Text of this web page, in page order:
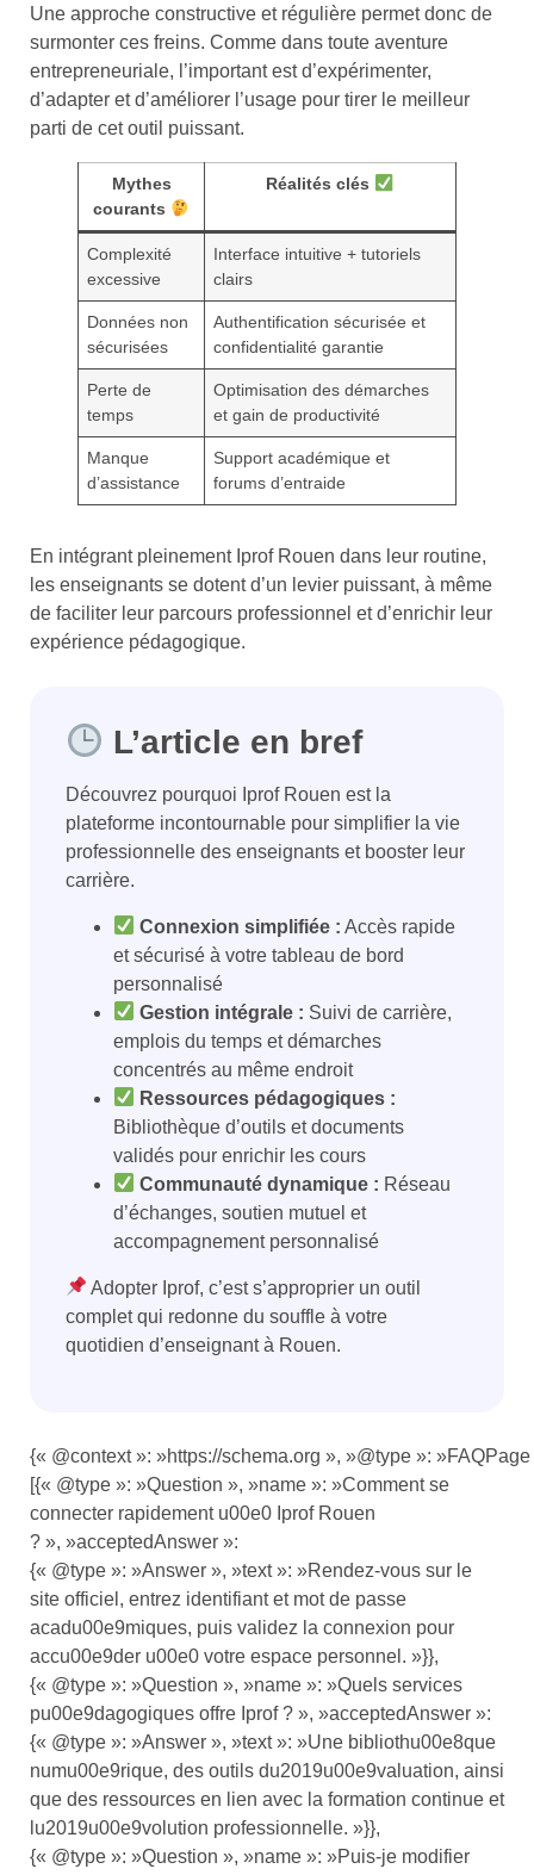
Une approche constructive et régulière permet donc de
surmonter ces freins. Comme dans toute aventure
entrepreneuriale, l’important est d’expérimenter,
d’adapter et d’améliorer l’usage pour tirer le meilleur
parti de cet outil puissant.
Mythes
courants
Réalités clés
Complexité
excessive
Interface intuitive + tutoriels
clairs
Données non
sécurisées
Authentification sécurisée et
confidentialité garantie
Perte de
temps
Optimisation des démarches
et gain de productivité
Manque
d’assistance
Support académique et
forums d’entraide
En intégrant pleinement Iprof Rouen dans leur routine,
les enseignants se dotent d’un levier puissant, à même
de faciliter leur parcours professionnel et d’enrichir leur
expérience pédagogique.
L’article en bref
Découvrez pourquoi Iprof Rouen est la
plateforme incontournable pour simplifier la vie
professionnelle des enseignants et booster leur
carrière.
Connexion simplifiée : Accès rapide
et sécurisé à votre tableau de bord
personnalisé
Gestion intégrale : Suivi de carrière,
emplois du temps et démarches
concentrés au même endroit
Ressources pédagogiques :
Bibliothèque d’outils et documents
validés pour enrichir les cours
Communauté dynamique : Réseau
d’échanges, soutien mutuel et
accompagnement personnalisé
Adopter Iprof, c’est s’approprier un outil
complet qui redonne du souffle à votre
quotidien d’enseignant à Rouen.
{« @context »: »https://schema.org », »@type »:
[{« @type »: »Question », »name »: »Comment se
connecter rapidement u00e0 Iprof Rouen
? », »acceptedAnswer »:
{« @type »: »Answer », »text »: »Rendez-vous sur le
site officiel, entrez identifiant et mot de passe
acadu00e9miques, puis validez la connexion pour
accu00e9der u00e0 votre espace personnel. »}},
{« @type »: »Question », »name »: »Quels services
pu00e9dagogiques offre Iprof ? », »acceptedAnswer »:
{« @type »: »Answer », »text »: »Une bibliothu00e8que
numu00e9rique, des outils du2019u00e9valuation, ainsi
que des ressources en lien avec la formation continue et
lu2019u00e9volution professionnelle. »}},
{« @type »: »Question », »name »: »Puis-je modifier